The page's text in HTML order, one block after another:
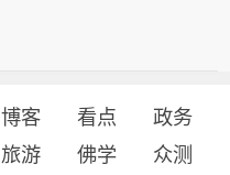
博客 看点
政务
旅游 佛学 众测